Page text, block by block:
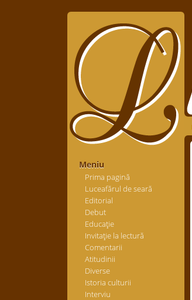
Meniu
Prima pagină
Luceafărul de seară
Editorial
Debut
Educaţie
Invitaţie la lectură
Comentarii
Atitudinii
Diverse
Istoria culturii
Interviu